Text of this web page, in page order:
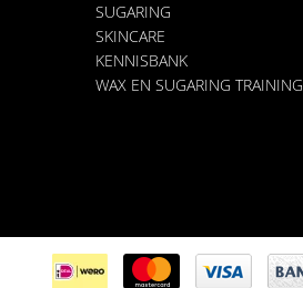
SUGARING
SKINCARE
KENNISBANK
WAX EN SUGARING TRAINING